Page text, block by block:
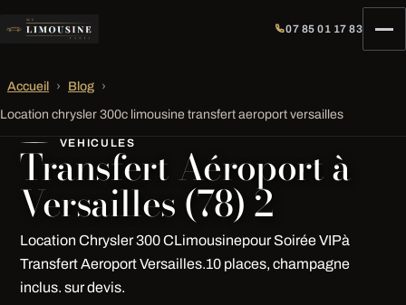
07 85 01 17 83
Accueil › Blog ›
Location chrysler 300c limousine transfert aeroport versailles
VEHICULES
Transfert Aéroport à
Versailles (78) 2
Location Chrysler 300 CLimousinepour Soirée VIPà
Transfert Aeroport Versailles.10 places, champagne
inclus. sur devis.